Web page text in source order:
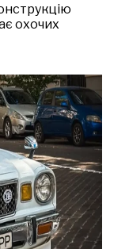
охочих